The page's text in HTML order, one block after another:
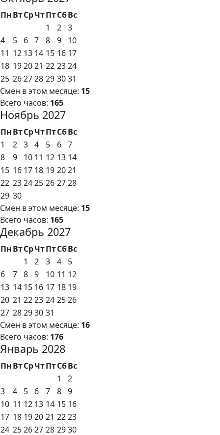
ПнВтСрЧтПтСбВс
1
2 3
4
5 6 7 8 9
10
11 12 13 14 15 16 17
18 192021 22 2324
25 262728 29 3031
Смен в этом месяце: 15
Всего часов: 165
Ноябрь 2027
ПнВтСрЧтПтСбВс
1
2 3 4 5 6 7
8
9 10 11 12 13 14
15 16 17 18 19 2021
22 232425 26 2728
29 30
Смен в этом месяце: 15
Всего часов: 165
Декабрь 2027
ПнВтСрЧтПтСбВс
1
2 3 4
5
6
7 8 9 10 11 12
13 14 15 16 17 18 19
20 21 2223 24 2526
27 282930 31
Смен в этом месяце: 16
Всего часов: 176
Январь 2028
ПнВтСрЧтПтСбВс
1
2
3
4 5 6 7 8 9
10 11 12 13 14 15 16
17 18 1920 21 2223
24 252627 28 2930